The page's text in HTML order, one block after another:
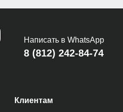
Написать в WhatsApp
8 (812) 242-84-74
Клиентам